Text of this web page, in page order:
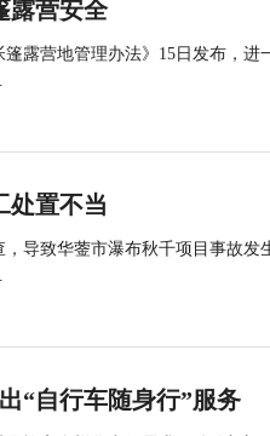
露营安全
露营地管理办法》15日发布，
处置不当
导致华蓥市瀑布秋千项目事故
“自行车随身行”服务